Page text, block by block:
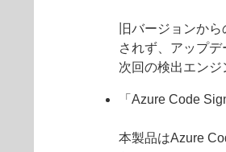
旧バージョンか
されず、アップ
次回の検出エンジ
「Azure Code
本製品はAzure